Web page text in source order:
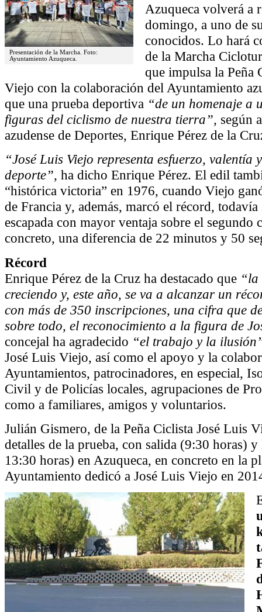
Presentación de la Marcha. Foto:
Ayuntamiento Azuqueca.
Azuqueca volverá a
domingo, a uno de
conocidos. Lo hará
de la Marcha
que impulsa la Peña
Viejo con la colaboración del Ayuntamiento
que una prueba deportiva “de un homenaje a
figuras del ciclismo de nuestra tierra”, según
azudense de Deportes, Enrique Pérez de la
“José Luis Viejo representa esfuerzo, valentía
deporte”, ha dicho Enrique Pérez. El edil
“histórica victoria” en 1976, cuando Viejo
de Francia y, además, marcó el récord,
escapada con mayor ventaja sobre el segundo
concreto, una diferencia de 22 minutos y 50
Récord
Enrique Pérez de la Cruz ha destacado que “la
creciendo y, este año, se va a alcanzar un
con más de 350 inscripciones, una cifra que
sobre todo, el reconocimiento a la figura de
concejal ha agradecido “el trabajo y la
José Luis Viejo, así como el apoyo y la
Ayuntamientos, patrocinadores, en especial,
Civil y de Policías locales, agrupaciones de
como a familiares, amigos y voluntarios.
Julián Gismero, de la Peña Ciclista José Luis
detalles de la prueba, con salida (9:30 horas) y
13:30 horas) en Azuqueca, en concreto en la
Ayuntamiento dedicó a José Luis Viejo en